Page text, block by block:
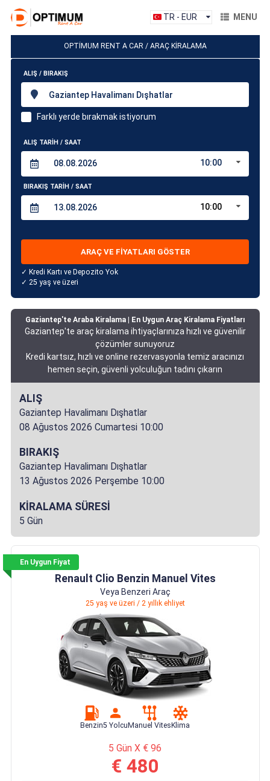
TR - EUR MENU
OPTİMUM RENT A CAR / ARAÇ KİRALAMA
ALIŞ / BIRAKIŞ
Gaziantep Havalimanı Dışhatlar
Farklı yerde bırakmak istiyorum
ALIŞ TARİH / SAAT
10:00
BIRAKIŞ TARİH / SAAT
10:00
ARAÇ VE FİYATLARI GÖSTER
✓ Kredi Kartı ve Depozito Yok
✓ 25 yaş ve üzeri
Gaziantep'te Araba Kiralama | En Uygun Araç Kiralama Fiyatları
Gaziantep'te araç kiralama ihtiyaçlarınıza hızlı ve güvenilir
çözümler sunuyoruz
Kredi kartsız, hızlı ve online rezervasyonla temiz aracınızı
hemen seçin, güvenli yolculuğun tadını çıkarın
ALIŞ
Gaziantep Havalimanı Dışhatlar
08 Ağustos 2026 Cumartesi 10:00
BIRAKIŞ
Gaziantep Havalimanı Dışhatlar
13 Ağustos 2026 Perşembe 10:00
KİRALAMA SÜRESİ
5 Gün
En Uygun Fiyat
Renault Clio Benzin Manuel Vites
Veya Benzeri Araç
25 yaş ve üzeri / 2 yıllık ehliyet
Benzin5 YolcuManuel VitesKlima
5 Gün X € 96
€ 480